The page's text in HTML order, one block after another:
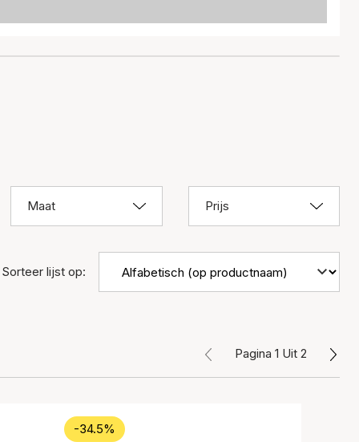
Maat Prijs
Sorteer lijst op:
Pagina 1 Uit 2
-34.5%